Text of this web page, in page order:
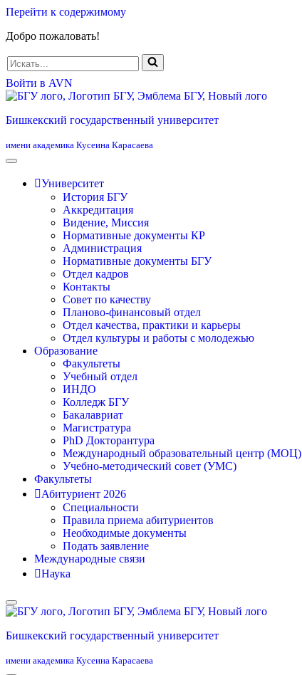
Перейти к содержимому
Добро пожаловать!
Искать...
Войти в AVN
Бишкекский государственный университет
имени академика Кусеина Карасаева
Университет
История БГУ
Аккредитация
Видение, Миссия
Нормативные документы КР
Администрация
Нормативные документы БГУ
Отдел кадров
Контакты
Совет по качеству
Планово-финансовый отдел
Отдел качества, практики и карьеры
Отдел культуры и работы с молодежью
Образование
Факультеты
Учебный отдел
ИНДО
Колледж БГУ
Бакалавриат
Магистратура
PhD Докторантура
Международный образовательный центр (МОЦ)
Учебно-методический совет (УМС)
Факультеты
Абитуриент 2026
Специальности
Правила приема абитуриентов
Необходимые документы
Подать заявление
Международные связи
Наука
Бишкекский государственный университет
имени академика Кусеина Карасаева